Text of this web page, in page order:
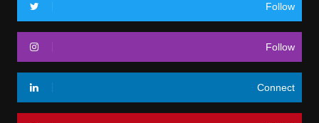
Follow
Follow
Connect